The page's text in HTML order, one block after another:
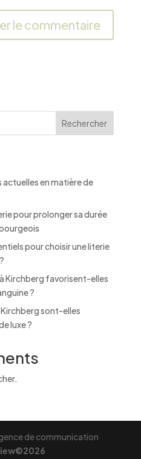
Rechercher
en matière de
pour prolonger sa durée
pour choisir une literie
Kirchberg favorisent-elles
?
sont-elles
luxe ?
de communication